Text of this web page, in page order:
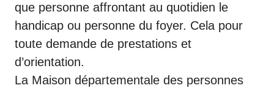
que personne affrontant au quotidien le
handicap ou personne du foyer. Cela pour
toute demande de prestations et
d’orientation.
La Maison départementale des personnes